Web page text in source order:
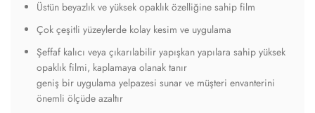
Üstün beyazlık ve yüksek opaklık özelliğine sahip film
Çok çeşitli yüzeylerde kolay kesim ve uygulama
Şeffaf kalıcı veya çıkarılabilir yapışkan yapılara sahip yüksek
opaklık filmi, kaplamaya olanak tanır
geniş bir uygulama yelpazesi sunar ve müşteri envanterini
önemli ölçüde azaltır